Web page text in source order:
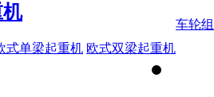
机
式单梁起重机 欧式双梁起重机
车轮组